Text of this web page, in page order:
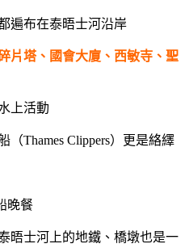
遍布在泰晤士河沿岸
片塔、國會大廈、西敏寺、聖
上活動
Thames Clippers）更是絡繹
晤士河上的地鐵、橋墩也是一